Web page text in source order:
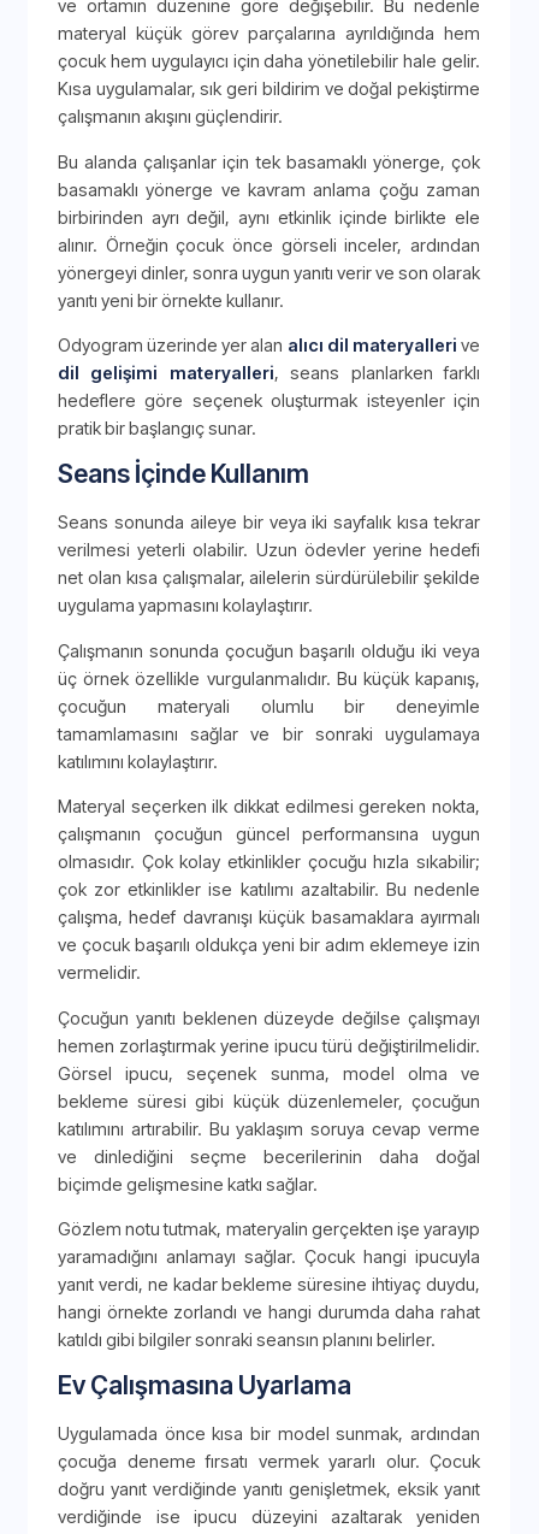
ve ortamın düzenine göre değişebilir. Bu nedenle
materyal küçük görev parçalarına ayrıldığında hem
çocuk hem uygulayıcı için daha yönetilebilir hale gelir.
Kısa uygulamalar, sık geri bildirim ve doğal pekiştirme
çalışmanın akışını güçlendirir.
Bu alanda çalışanlar için tek basamaklı yönerge, çok
basamaklı yönerge ve kavram anlama çoğu zaman
birbirinden ayrı değil, aynı etkinlik içinde birlikte ele
alınır. Örneğin çocuk önce görseli inceler, ardından
yönergeyi dinler, sonra uygun yanıtı verir ve son olarak
yanıtı yeni bir örnekte kullanır.
Odyogram üzerinde yer alan alıcı dil materyalleri ve
dil gelişimi materyalleri, seans planlarken farklı
hedeflere göre seçenek oluşturmak isteyenler için
pratik bir başlangıç sunar.
Seans İçinde Kullanım
Seans sonunda aileye bir veya iki sayfalık kısa tekrar
verilmesi yeterli olabilir. Uzun ödevler yerine hedefi
net olan kısa çalışmalar, ailelerin sürdürülebilir şekilde
uygulama yapmasını kolaylaştırır.
Çalışmanın sonunda çocuğun başarılı olduğu iki veya
üç örnek özellikle vurgulanmalıdır. Bu küçük kapanış,
çocuğun materyali olumlu bir deneyimle
tamamlamasını sağlar ve bir sonraki uygulamaya
katılımını kolaylaştırır.
Materyal seçerken ilk dikkat edilmesi gereken nokta,
çalışmanın çocuğun güncel performansına uygun
olmasıdır. Çok kolay etkinlikler çocuğu hızla sıkabilir;
çok zor etkinlikler ise katılımı azaltabilir. Bu nedenle
çalışma, hedef davranışı küçük basamaklara ayırmalı
ve çocuk başarılı oldukça yeni bir adım eklemeye izin
vermelidir.
Çocuğun yanıtı beklenen düzeyde değilse çalışmayı
hemen zorlaştırmak yerine ipucu türü değiştirilmelidir.
Görsel ipucu, seçenek sunma, model olma ve
bekleme süresi gibi küçük düzenlemeler, çocuğun
katılımını artırabilir. Bu yaklaşım soruya cevap verme
ve dinlediğini seçme becerilerinin daha doğal
biçimde gelişmesine katkı sağlar.
Gözlem notu tutmak, materyalin gerçekten işe yarayıp
yaramadığını anlamayı sağlar. Çocuk hangi ipucuyla
yanıt verdi, ne kadar bekleme süresine ihtiyaç duydu,
hangi örnekte zorlandı ve hangi durumda daha rahat
katıldı gibi bilgiler sonraki seansın planını belirler.
Ev Çalışmasına Uyarlama
Uygulamada önce kısa bir model sunmak, ardından
çocuğa deneme fırsatı vermek yararlı olur. Çocuk
doğru yanıt verdiğinde yanıtı genişletmek, eksik yanıt
verdiğinde ise ipucu düzeyini azaltarak yeniden